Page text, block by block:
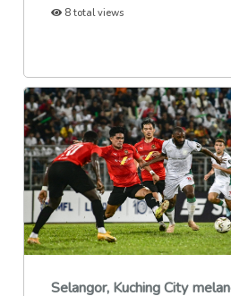
8 total views
Selangor, Kuching City